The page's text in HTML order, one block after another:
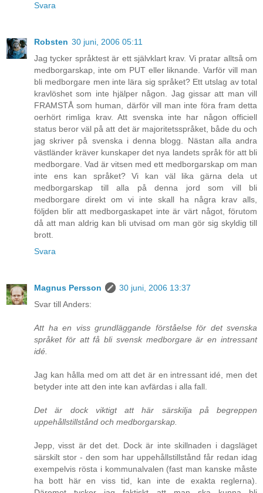
Svara
Robsten 30 juni, 2006 05:11
Jag tycker språktest är ett självklart krav. Vi pratar alltså om
medborgarskap, inte om PUT eller liknande. Varför vill man
bli medborgare men inte lära sig språket? Ett utslag av total
kravlöshet som inte hjälper någon. Jag gissar att man vill
FRAMSTÅ som human, därför vill man inte föra fram detta
oerhört rimliga krav. Att svenska inte har någon officiell
status beror väl på att det är majoritetsspråket, både du och
jag skriver på svenska i denna blogg. Nästan alla andra
västländer kräver kunskaper det nya landets språk för att bli
medborgare. Vad är vitsen med ett medborgarskap om man
inte ens kan språket? Vi kan väl lika gärna dela ut
medborgarskap till alla på denna jord som vill bli
medborgare direkt om vi inte skall ha några krav alls,
följden blir att medborgaskapet inte är värt något, förutom
då att man aldrig kan bli utvisad om man gör sig skyldig till
brott.
Svara
Magnus Persson
30 juni, 2006 13:37
Svar till Anders:
Att ha en viss grundläggande förståelse för det svenska
språket för att få bli svensk medborgare är en intressant
idé.
Jag kan hålla med om att det är en intressant idé, men det
betyder inte att den inte kan avfärdas i alla fall.
Det är dock viktigt att här särskilja på begreppen
uppehållstillstånd och medborgarskap.
Jepp, visst är det det. Dock är inte skillnaden i dagsläget
särskilt stor - den som har uppehållstillstånd får redan idag
exempelvis rösta i kommunalvalen (fast man kanske måste
ha bott här en viss tid, kan inte de exakta reglerna).